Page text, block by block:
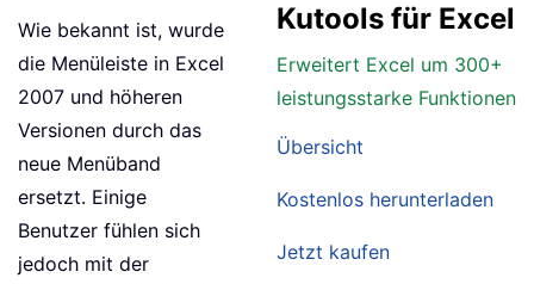
Kutools für Excel
Erweitert Excel um 300+
leistungsstarke Funktionen
Übersicht
Kostenlos herunterladen
Jetzt kaufen
Wie bekannt ist, wurde
die Menüleiste in Excel
2007 und höheren
Versionen durch das
neue Menüband
ersetzt. Einige
Benutzer fühlen sich
jedoch mit der